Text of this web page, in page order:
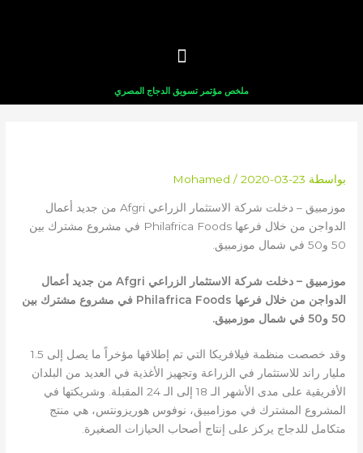
ملخص مؤتمر تسويق الدجاج المصري
بواسطة Mohamed / 2020-03-23
موزمبيق – دخلت شركة الاستثمار الزراعي Afgri من جديد أعمال
الدواجن من خلال فرعها Philafrica Foods في مشروع مشترك بين
50 و50 في شمال موزمبيق.
موزمبيق – دخلت شركة الاستثمار الزراعي Afgri من جديد أعمال
الدواجن من خلال فرعها Philafrica Foods في مشروع مشترك بين
50 و50 في شمال موزمبيق.
وقد خصصت منظمة فيلافريكا التي تم إطلاقها مؤخراً ما يصل إلى 1.5
مليار راند للاستثمار في الزراعة وتجهيز الأغذية في العديد من البلدان
الأفريقية على مدى الأشهر الـ 18 إلى الـ 24 المقبلة. وشريكتها في
المشروع المشترك في موزامبيق، نوفوس هوريزونتس، هي منتج
متكامل للدجاج يركز على إنتاج أصحاب الحيازات الصغيرة.